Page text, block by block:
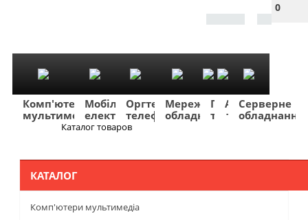
0
Комп'ютери
мультимедіа
Мобільна
електроніка
Оргтехніка
телефонія
Мережеве
обладнання
Побутова
техніка
TV
та
Фото
та
Авто
та
Серверне
обладнання
Каталог товаров
КАТАЛОГ
Комп'ютери мультимедіа